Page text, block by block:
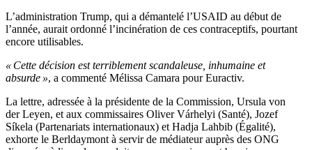
L’administration Trump, qui a démantelé l’USAID au début de
l’année, aurait ordonné l’incinération de ces contraceptifs, pourtant
encore utilisables.
« Cette décision est terriblement scandaleuse, inhumaine et
absurde », a commenté Mélissa Camara pour Euractiv.
La lettre, adressée à la présidente de la Commission, Ursula von
der Leyen, et aux commissaires Oliver Várhelyi (Santé), Jozef
Síkela (Partenariats internationaux) et Hadja Lahbib (Égalité),
exhorte le Berldaymont à servir de médiateur auprès des ONG